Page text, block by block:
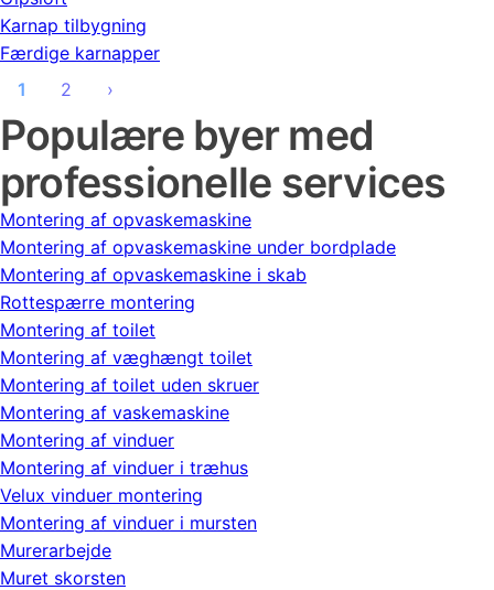
Karnap tilbygning
Færdige karnapper
1
2 ›
Populære byer med
professionelle services
Montering af opvaskemaskine
Montering af opvaskemaskine under bordplade
Montering af opvaskemaskine i skab
Rottespærre montering
Montering af toilet
Montering af væghængt toilet
Montering af toilet uden skruer
Montering af vaskemaskine
Montering af vinduer
Montering af vinduer i træhus
Velux vinduer montering
Montering af vinduer i mursten
Murerarbejde
Muret skorsten